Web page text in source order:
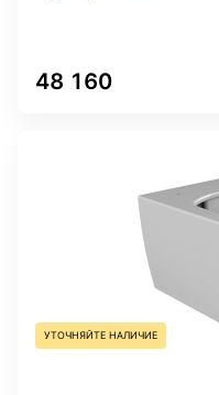
48 160
УТОЧНЯЙТЕ НАЛИЧИЕ